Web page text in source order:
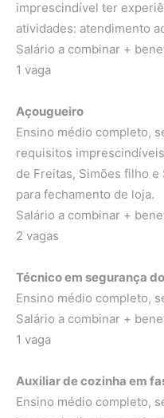
imprescindível ter
atividades: atendimento
Salário a combinar +
1 vaga
Açougueiro
Ensino médio completo,
requisitos
de Freitas, Simões filho
para fechamento de loja.
Salário a combinar +
2 vagas
Técnico em segurança
Ensino médio completo,
Salário a combinar +
1 vaga
Auxiliar de cozinha em
Ensino médio completo,